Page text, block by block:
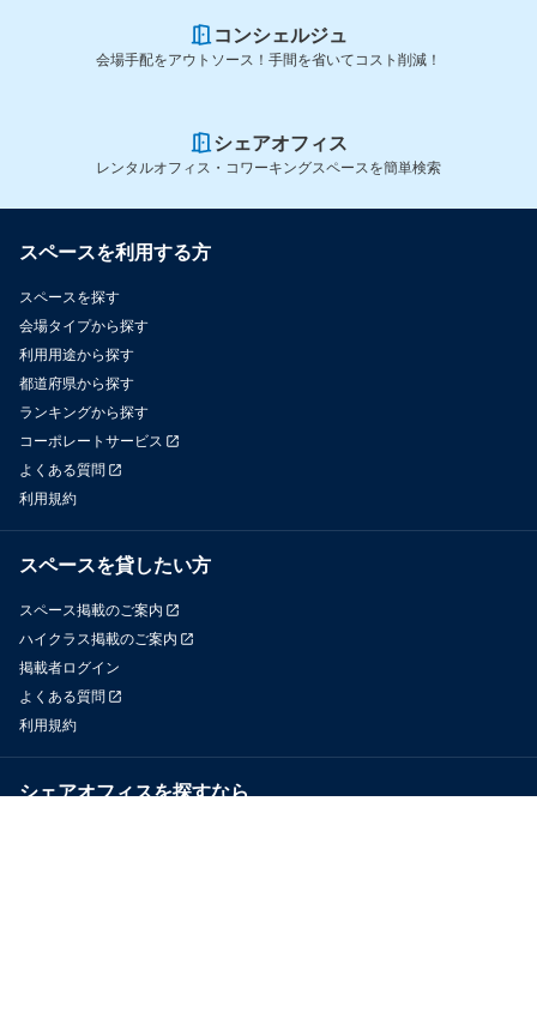
コンシェルジュ
会場手配をアウトソース！手間を省いてコスト削減！
シェアオフィス
レンタルオフィス・コワーキングスペースを簡単検索
スペースを利用する方
スペースを探す
会場タイプから探す
利用用途から探す
都道府県から探す
ランキングから探す
コーポレートサービス
よくある質問
利用規約
スペースを貸したい方
スペース掲載のご案内
ハイクラス掲載のご案内
掲載者ログイン
よくある質問
利用規約
シェアオフィスを探すなら